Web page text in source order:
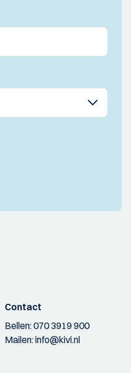
Contact
Bellen:070 3919 900
Mailen:info@kivi.nl